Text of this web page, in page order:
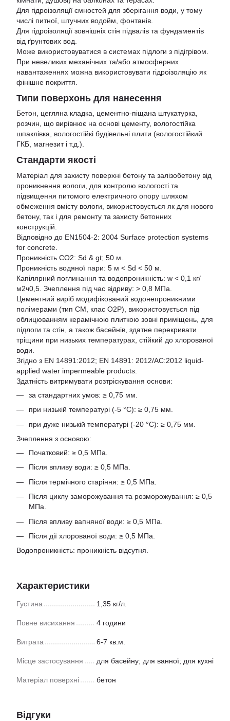
Для гідроізоляції ємностей для зберігання води, у тому
числі питної, штучних водойм, фонтанів.
Для гідроізоляції зовнішніх стін підвалів та фундаментів
від ґрунтових вод.
Може використовуватися в системах підлоги з підігрівом.
При невеликих механічних та/або атмосферних
навантаженнях можна використовувати гідроізоляцію як
фінішне покриття.
Типи поверхонь для нанесення
Бетон, цегляна кладка, цементно-піщана штукатурка,
розчин, що вирівнює на основі цементу, вологостійка
шпаклівка, вологостійкі будівельні плити (вологостійкий
ГКБ, магнезит і т.д.).
Стандарти якості
Матеріал для захисту поверхні бетону та залізобетону від
проникнення вологи, для контролю вологості та
підвищення питомого електричного опору шляхом
обмеження вмісту вологи, використовується як для нового
бетону, так і для ремонту та захисту бетонних
конструкцій.
Відповідно до EN1504-2: 2004 Surface protection systems
for concrete.
Проникність CO2: Sd & gt; 50 м.
Проникність водяної пари: 5 м < Sd < 50 м.
Капілярний поглинання та водопроникність: w < 0,1 кг/
м2ч0,5. Зчеплення під час відриву: > 0,8 МПа.
Цементний виріб модифікований водонепроникними
полімерами (тип CM, клас O2P), використовується під
облицюванням керамічною плиткою зовні приміщень, для
підлоги та стін, а також басейнів, здатне перекривати
тріщини при низьких температурах, стійкий до хлорованої
води.
Згідно з EN 14891:2012; EN 14891: 2012/AC:2012 liquid-
applied water impermeable products.
Здатність витримувати розтріскування основи:
за стандартних умов: ≥ 0,75 мм.
при низькій температурі (-5 °С): ≥ 0,75 мм.
при дуже низькій температурі (-20 °С): ≥ 0,75 мм.
Зчеплення з основою:
Початковий: ≥ 0,5 МПа.
Після впливу води: ≥ 0,5 МПа.
Після термічного старіння: ≥ 0,5 МПа.
Після циклу заморожування та розморожування: ≥ 0,5
МПа.
Після впливу вапняної води: ≥ 0,5 МПа.
Після дії хлорованої води: ≥ 0,5 МПа.
Водопроникність: проникність відсутня.
Характеристики
Густина 1,35 кг/л.
Повне висихання 4 години
Витрата 6-7 кв.м.
Місце застосування для басейну; для ванної; для кухні
Матеріал поверхні бетон
Відгуки